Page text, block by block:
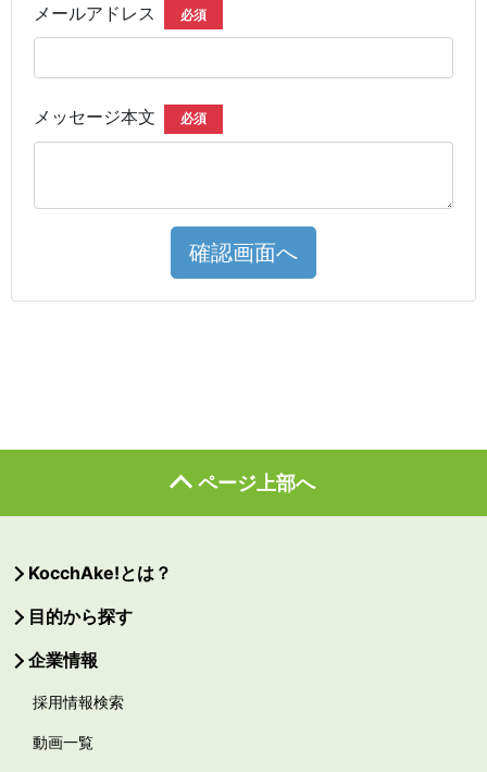
メールアドレス 必須
メッセージ本文 必須
確認画面へ
ページ上部へ
KocchAke!とは？
目的から探す
企業情報
採用情報検索
動画一覧